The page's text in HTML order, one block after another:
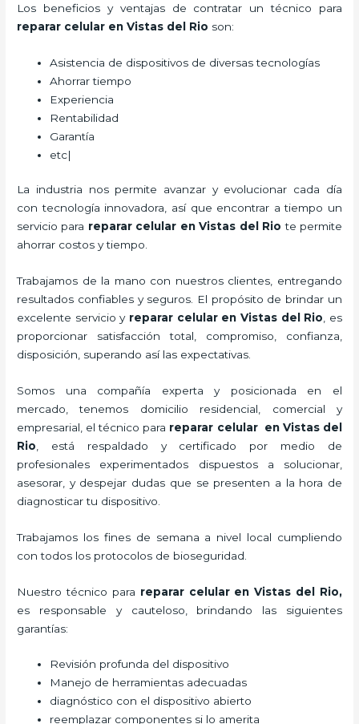
Los beneficios y ventajas de contratar un técnico para
reparar celular en Vistas del Rio son:
Asistencia de dispositivos de diversas tecnologías
Ahorrar tiempo
Experiencia
Rentabilidad
Garantía
etc|
La industria nos permite avanzar y evolucionar cada día
con tecnología innovadora, así que encontrar a tiempo un
servicio para reparar celular en Vistas del Rio te permite
ahorrar costos y tiempo.
Trabajamos de la mano con nuestros clientes, entregando
resultados confiables y seguros. El propósito de brindar un
excelente servicio y reparar celularen Vistas del Rio , es
proporcionar satisfacción total, compromiso, confianza,
disposición, superando así las expectativas.
Somos una compañía experta y posicionada en el
mercado, tenemos domicilio residencial, comercial y
empresarial, el técnico para reparar celularen Vistas del
Rio , está respaldado y certificado por medio de
profesionales experimentados dispuestos a solucionar,
asesorar, y despejar dudas que se presenten a la hora de
diagnosticar tu dispositivo.
Trabajamos los fines de semana a nivel local cumpliendo
con todos los protocolos de bioseguridad.
Nuestro técnico para reparar celularen Vistas del Rio,
es responsable y cauteloso, brindando las siguientes
garantías:
Revisión profunda del dispositivo
Manejo de herramientas adecuadas
diagnóstico con el dispositivo abierto
reemplazar componentes si lo amerita